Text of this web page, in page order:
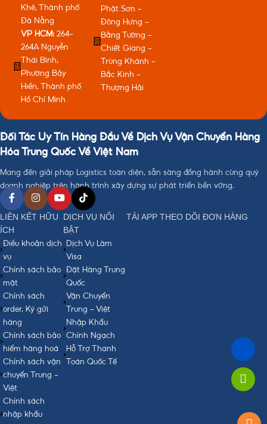
Khê, Thành phố
Đà Nẵng
VP HCM: 264-
264A Nguyễn
Thái Bình,
Phường Bảy
Hiền, Thành phố
Hồ Chí Minh
Phật Sơn -
Đông Hưng -
Bằng Tường -
Chiết Giang -
Trùng Khánh -
Bắc Kinh -
Thượng Hải
Đối Tác Uy Tín Hàng Đầu Về Dịch Vụ Vận Chuyển Hàng
Hóa Trung Quốc Về Việt Nam
Mang đến giải pháp Logistics toàn diện, sẵn sàng đồng hành cùng quý
doanh nghiệp trên hành trình xây dựng sự phát triển bền vững.
LIÊN KẾT HỮU
ÍCH
Điều khoản dịch
vụ
Chính sách bảo
mật
Chính sách
order, Ký gửi
hàng
Chính sách bảo
hiểm hàng hoá
Chính sách vận
chuyển Trung -
Việt
Chính sách
nhập khẩu
DỊCH VỤ NỔI
BẬT
Dịch Vụ Làm
Visa
Đặt Hàng Trung
Quốc
Vận Chuyển
Trung - Việt
Nhập Khẩu
Chính Ngạch
Hỗ Trợ Thanh
Toán Quốc Tế
TẢI APP THEO DÕI ĐƠN HÀNG